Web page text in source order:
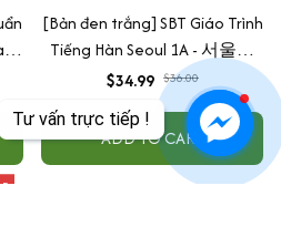
Tư vấn trực tiếp !
[Bản đen trắng] SBT Giáo Trình
Tiếng Hàn Seoul 1A - 서울대
한국어 1A Workbook
$34.99 $36.00
ADD TO CART